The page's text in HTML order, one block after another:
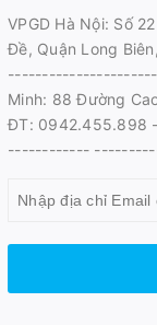
VPGD Hà Nội: Số
Đề, Quận Long
Minh: 88 Đường
ĐT:
------------